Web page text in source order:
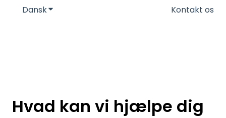
DanskVis undermenu for oversættelserKontakt os
Hvad kan vi hjælpe dig